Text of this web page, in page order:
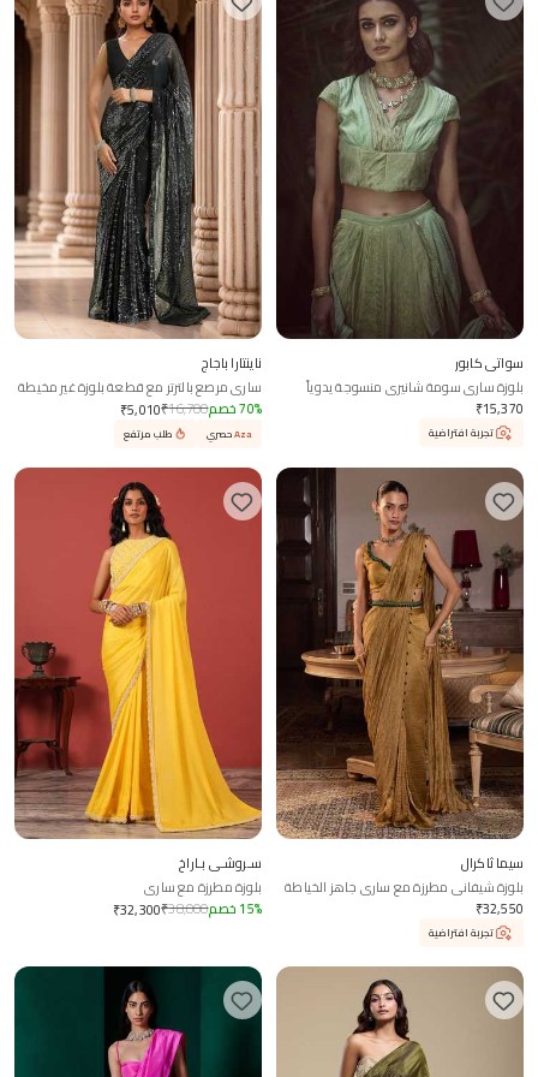
سواتي كابور
بلوزة ساري سومة شانيري منسوجة يدوياً
₹15,370
تجربة افتراضية
ناينتارا باجاج
ساري مرصع بالترتر مع قطعة بلوزة غير مخيطة
₹5,010₹16,700 70% خصم
Azaحصري طلب مرتفع
سيما ثاكرال
بلوزة شيفاني مطرزة مع ساري جاهز الخياطة
₹32,550
تجربة افتراضية
سـروشـي بـاراخ
بلوزة مطرزة مع ساري
₹32,300₹38,000 15% خصم